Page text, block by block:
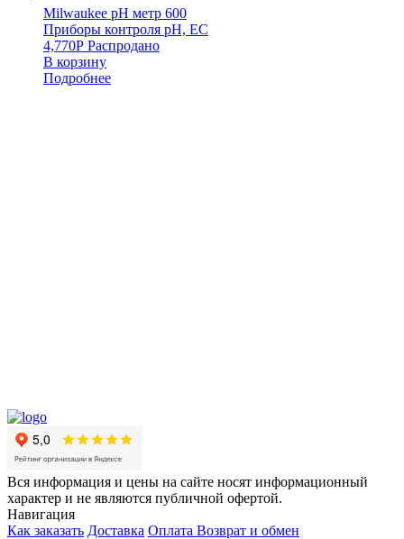
Milwaukee pH метр 600
Приборы контроля pH, EC
4,770Р Распродано
В корзину
Подробнее
Вся информация и цены на сайте носят информационный
характер и не являются публичной офертой.
Навигация
Как заказать Доставка Оплата Возврат и обмен